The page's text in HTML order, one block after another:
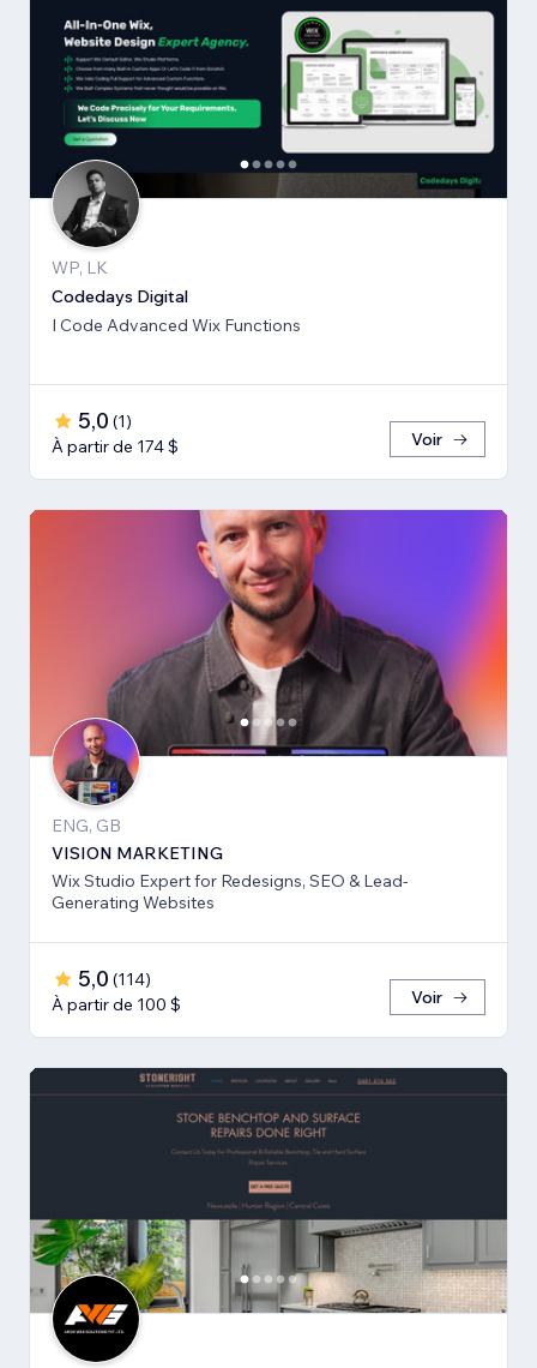
WP, LK
Codedays Digital
I Code Advanced Wix Functions
5,0 (1)
À partir de 174 $
Voir
ENG, GB
VISION MARKETING
Wix Studio Expert for Redesigns, SEO & Lead-
Generating Websites
5,0 (114)
À partir de 100 $
Voir